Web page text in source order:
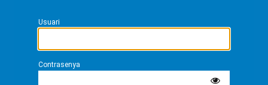
Usuari
Contrasenya